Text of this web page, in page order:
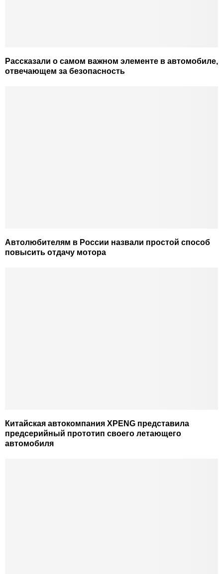
Рассказали о самом важном элементе в автомобиле,
отвечающем за безопасность
Автолюбителям в России назвали простой способ
повысить отдачу мотора
Китайская автокомпания XPENG представила
предсерийный прототип своего летающего
автомобиля